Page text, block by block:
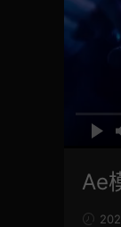
Ae